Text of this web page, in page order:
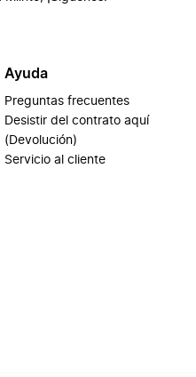
Ayuda
Preguntas frecuentes
Desistir del contrato aquí
(Devolución)
Servicio al cliente